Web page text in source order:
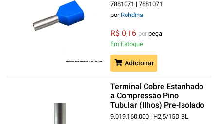
7881071 | 7881071
por Rohdina
R$ 0,16 por peça
Em Estoque
Adicionar
Terminal Cobre Estanhado
a Compressão Pino
Tubular (Ilhos) Pre-Isolado
2,50 mm² Azul
9.019.160.000 | H2,5/15D BL